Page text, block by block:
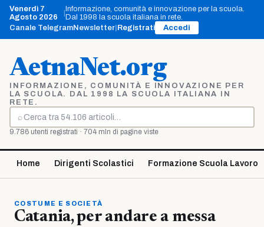
Vai
contenuto
Venerdì 7
Agosto 2026
Informazione, comunità e innovazione per la scuola.
Dal 1998 la scuola italiana in rete.
Canale TelegramNewsletter Registrati Accedi
AetnaNet.org
INFORMAZIONE, COMUNITÀ E INNOVAZIONE PER
LA SCUOLA. DAL 1998 LA SCUOLA ITALIANA IN
RETE.
⌕
Cerca
9.786 utenti registrati · 704 mln di pagine viste
Home Dirigenti Scolastici Formazione Scuola Lavoro
COSTUME E SOCIETÀ
Catania, per andare a messa